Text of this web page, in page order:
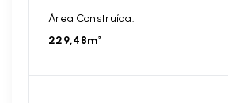
Área Construída:
229,48m²